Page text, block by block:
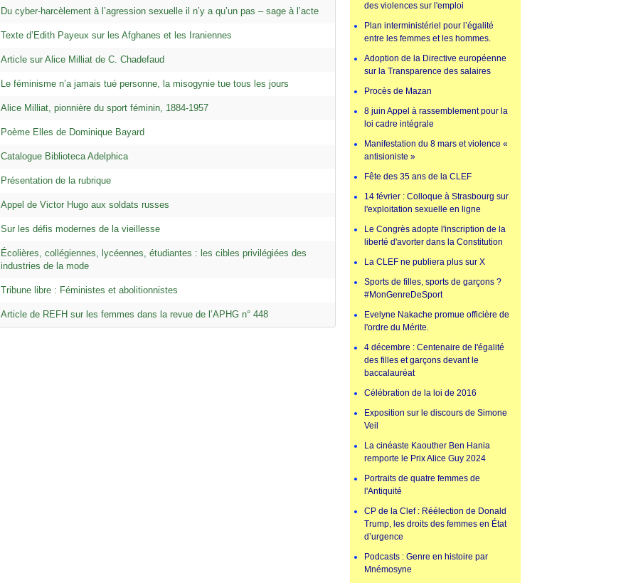
Du cyber-harcèlement à l’agression sexuelle il n’y a qu’un pas – sage à l’acte
Texte d’Edith Payeux sur les Afghanes et les Iraniennes
Article sur Alice Milliat de C. Chadefaud
Le féminisme n’a jamais tué personne, la misogynie tue tous les jours
Alice Milliat, pionnière du sport féminin, 1884-1957
Poème Elles de Dominique Bayard
Catalogue Biblioteca Adelphica
Présentation de la rubrique
Appel de Victor Hugo aux soldats russes
Sur les défis modernes de la vieillesse
Écolières, collégiennes, lycéennes, étudiantes : les cibles privilégiées des
industries de la mode
Tribune libre : Féministes et abolitionnistes
Article de REFH sur les femmes dans la revue de l’APHG n° 448
des violences sur l'emploi
Plan interministériel pour l’égalité
entre les femmes et les hommes.
Adoption de la Directive européenne
sur la Transparence des salaires
Procès de Mazan
8 juin Appel à rassemblement pour la
loi cadre intégrale
Manifestation du 8 mars et violence «
antisioniste »
Fête des 35 ans de la CLEF
14 février : Colloque à Strasbourg sur
l'exploitation sexuelle en ligne
Le Congrès adopte l'inscription de la
liberté d'avorter dans la Constitution
La CLEF ne publiera plus sur X
Sports de filles, sports de garçons ?
#MonGenreDeSport
Evelyne Nakache promue officière de
l'ordre du Mérite.
4 décembre : Centenaire de l'égalité
des filles et garçons devant le
baccalauréat
Célébration de la loi de 2016
Exposition sur le discours de Simone
Veil
La cinéaste Kaouther Ben Hania
remporte le Prix Alice Guy 2024
Portraits de quatre femmes de
l'Antiquité
CP de la Clef : Réélection de Donald
Trump, les droits des femmes en État
d’urgence
Podcasts : Genre en histoire par
Mnémosyne